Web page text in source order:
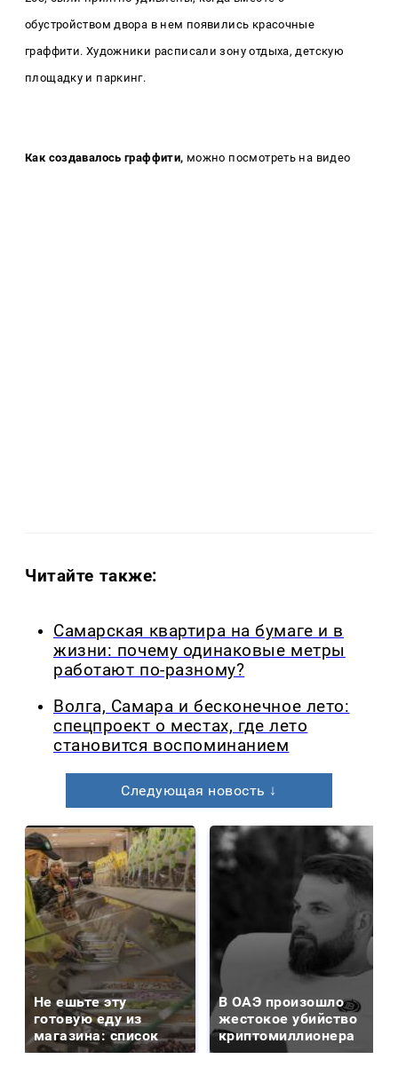
обустройством двора в нем появились красочные
граффити. Художники расписали зону отдыха, детскую
площадку и паркинг.
Как создавалось граффити, можно посмотреть на видео
Читайте также:
Самарская квартира на бумаге и в
жизни: почему одинаковые метры
работают по-разному?
Волга, Самара и бесконечное лето:
спецпроект о местах, где лето
становится воспоминанием
Следующая новость ↓
Не ешьте эту
готовую еду из
магазина: список
В ОАЭ произошло
жестокое убийство
криптомиллионера